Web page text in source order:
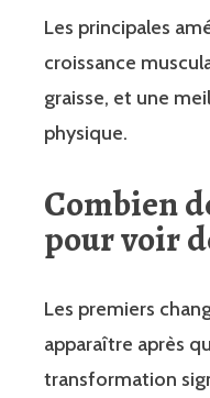
Les principales
croissance
graisse, et une
physique.
Combien
pour voir
Les premiers
apparaître après
transformation